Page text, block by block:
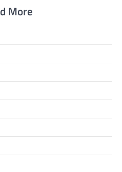
More